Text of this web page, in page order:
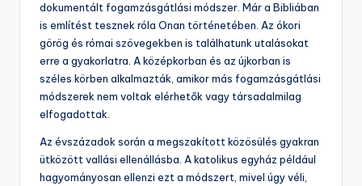
dokumentált fogamzásgátlási módszer. Már a Bibliában
is említést tesznek róla Onan történetében. Az ókori
görög és római szövegekben is találhatunk utalásokat
erre a gyakorlatra. A középkorban és az újkorban is
széles körben alkalmazták, amikor más fogamzásgátlási
módszerek nem voltak elérhetők vagy társadalmilag
elfogadottak.
Az évszázadok során a megszakított közösülés gyakran
ütközött vallási ellenállásba. A katolikus egyház például
hagyományosan ellenzi ezt a módszert, mivel úgy véli,